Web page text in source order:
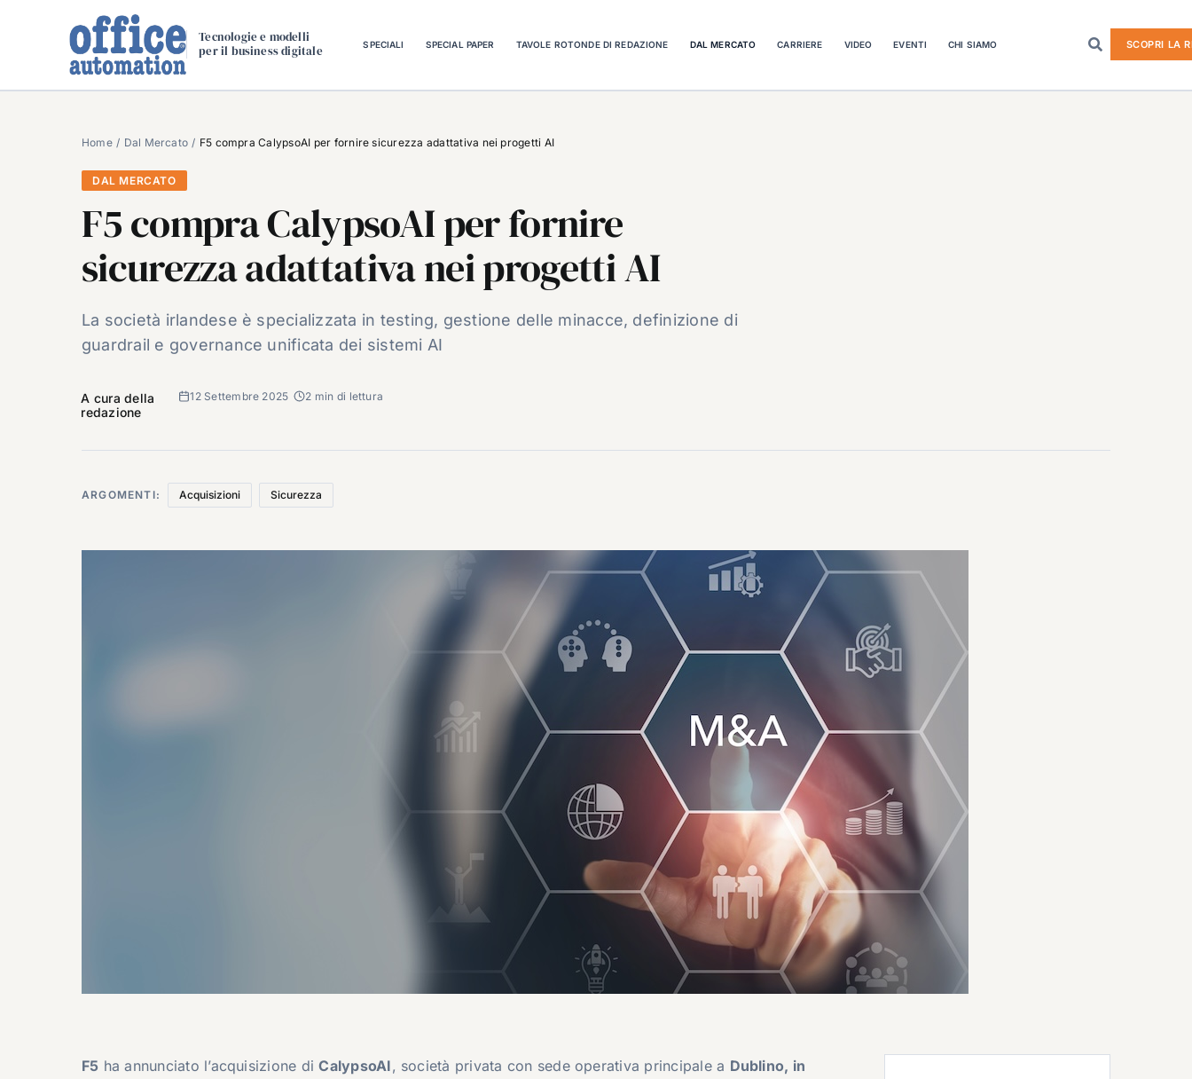
Tecnologie e modelli
per il business digitale
SPECIALI SPECIAL PAPER TAVOLE ROTONDE DI REDAZIONE DAL MERCATO CARRIERE VIDEO EVENTI CHI SIAMO SCOPRI LA
Home Dal Mercato F5 compra CalypsoAI per fornire sicurezza adattativa nei progetti AI
DAL MERCATO
F5 compra CalypsoAI per fornire
sicurezza adattativa nei progetti AI
La società irlandese è specializzata in testing, gestione delle minacce, definizione di
guardrail e governance unificata dei sistemi AI
A cura della
redazione
12 Settembre 2025 2 min di lettura
ARGOMENTI: Acquisizioni Sicurezza
F5 ha annunciato l’acquisizione diCalypsoAI, società privata con sede operativa principale a Dublino, in